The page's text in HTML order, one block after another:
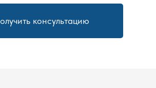
консультацию